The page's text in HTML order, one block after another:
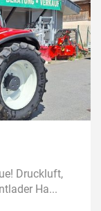
Druckluft,
Ha...